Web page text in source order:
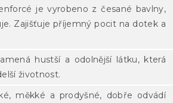
je vyrobeno z česané bavlny,
Zajišťuje příjemný pocit na dotek a
hustší a odolnější látku, která
životnost.
měkké a prodyšné, dobře odvádí